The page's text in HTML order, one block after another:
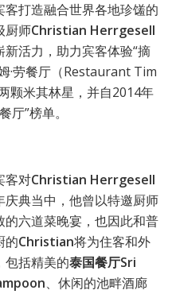
打造融合世界各地珍馐的
厨师Christian Herrgesell
活力，助力宾客体验“摘
·劳餐厅（Restaurant Tim
颗米其林星，并自2014年
厅”榜单。
客对Christian Herrgesell
典当中，他曾以特邀厨师
六道菜晚宴，也因此和普
的Christian将为住客和外
包括精美的泰国餐厅Sri
、休闲的池畔酒廊